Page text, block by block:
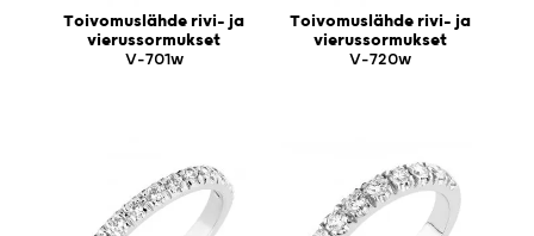
Toivomuslähde rivi- ja
vierussormukset
V-701w
Toivomuslähde rivi- ja
vierussormukset
V-720w